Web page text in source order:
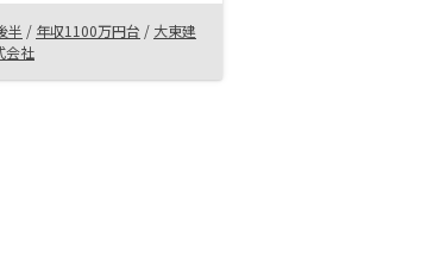
なりました。 今後も必
リノシーで物件を増やし
と思います。
半 / 年収1100万円台 / 大東建
会社